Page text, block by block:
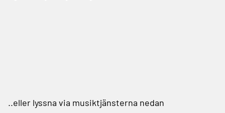
..eller lyssna via musiktjänsterna nedan